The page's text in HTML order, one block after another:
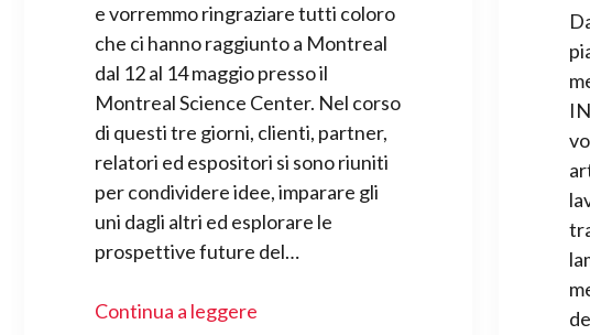
e vorremmo ringraziare tutti coloro
che ci hanno raggiunto a Montreal
dal 12 al 14 maggio presso il
Montreal Science Center. Nel corso
di questi tre giorni, clienti, partner,
relatori ed espositori si sono riuniti
per condividere idee, imparare gli
uni dagli altri ed esplorare le
prospettive future del…
Continua a leggere